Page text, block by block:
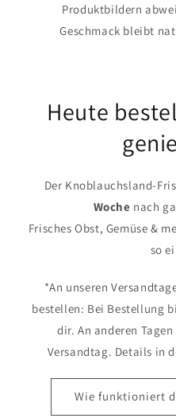
Produktbildern
Geschmack bleibt
Heute
Der Knoblauchsland-
Woche nach
Frisches Obst, Gemüse &
so
*An unseren
bestellen: Bei Bestellung
dir. An anderen
Versandtag. Details in
Wie funktioniert